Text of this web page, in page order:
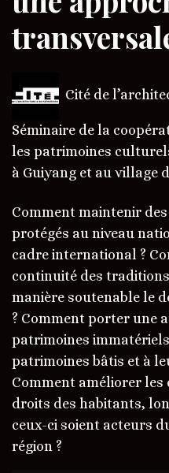
Cité de
Séminaire de la
les patrimoines
à Guiyang et au village
Comment maintenir
protégés au niveau
cadre international ?
continuité des
manière soutenable le
? Comment porter une
patrimoines
patrimoines bâtis et à
Comment améliorer les
droits des habitants,
ceux-ci soient acteurs
région ?